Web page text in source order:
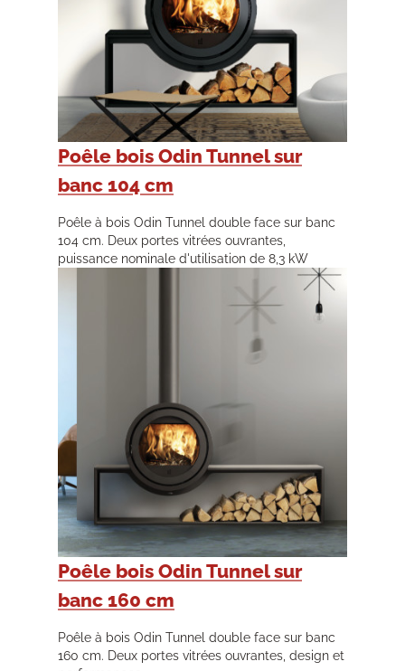
Poêle bois Odin Tunnel sur
banc 104 cm
Poêle à bois Odin Tunnel double face sur banc
104 cm. Deux portes vitrées ouvrantes,
puissance nominale d'utilisation de 8,3 kW
Poêle bois Odin Tunnel sur
banc 160 cm
Poêle à bois Odin Tunnel double face sur banc
160 cm. Deux portes vitrées ouvrantes, design et